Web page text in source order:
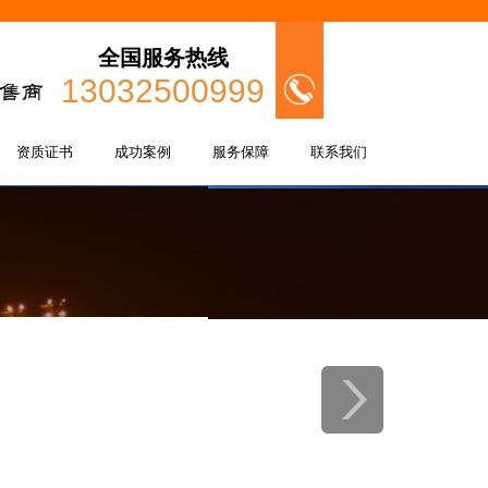
全国服务热线
13032500999
资质证书 成功案例 服务保障 联系我们